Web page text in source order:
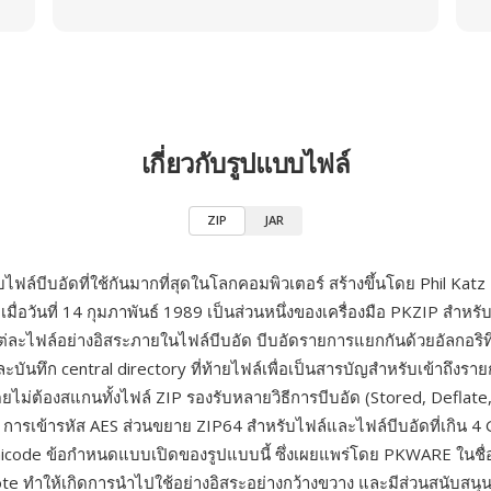
เกี่ยวกับรูปแบบไฟล์
ZIP JAR
ฟล์บีบอัดที่ใช้กันมากที่สุดในโลกคอมพิวเตอร์ สร้างขึ้นโดย Phil Katz
มื่อวันที่ 14 กุมภาพันธ์ 1989 เป็นส่วนหนึ่งของเครื่องมือ PKZIP สำหรั
ะไฟล์อย่างอิสระภายในไฟล์บีบอัด บีบอัดรายการแยกกันด้วยอัลกอ
บันทึก central directory ที่ท้ายไฟล์เพื่อเป็นสารบัญสำหรับเข้าถึงราย
ยไม่ต้องสแกนทั้งไฟล์ ZIP รองรับหลายวิธีการบีบอัด (Stored,
การเข้ารหัส AES ส่วนขยาย ZIP64 สำหรับไฟล์และไฟล์บีบอัดที่เกิน 4
ข้อกำหนดแบบเปิดของรูปแบบนี้ ซึ่งเผยแพร่โดย PKWARE ในชื่
ทำให้เกิดการนำไปใช้อย่างอิสระอย่างกว้างขวาง และมีส่วนสนับสนุ